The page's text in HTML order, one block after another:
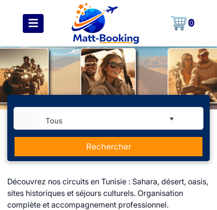
0
Tous
Rechercher
Découvrez nos circuits en Tunisie : Sahara, désert, oasis,
sites historiques et séjours culturels. Organisation
complète et accompagnement professionnel.